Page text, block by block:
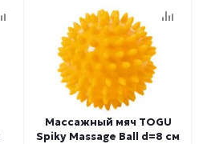
Массажный мяч TOGU
Spiky Massage Ball d=8 см